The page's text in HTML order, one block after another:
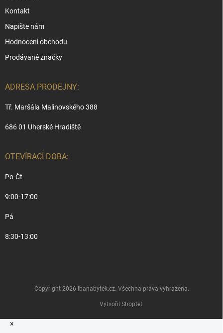
Kontakt
Napište nám
Hodnocení obchodu
Prodávané značky
ADRESA PRODEJNY:
Tř. Maršála Malinovského 388
686 01 Uherské Hradiště
OTEVÍRACÍ DOBA:
Po-Čt
9:00-17:00
Pá
8:30-13:00
Vytvořil Shoptet
Copyright 2026 ibanabytek.cz. Všechna práva vyhrazena.
×